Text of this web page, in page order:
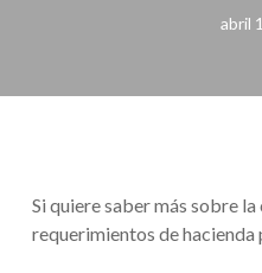
abril
Si quiere saber más sobre
requerimientos de hacienda